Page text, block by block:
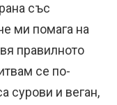
със
ми помага на
правилното
се по-
сурови и веган,